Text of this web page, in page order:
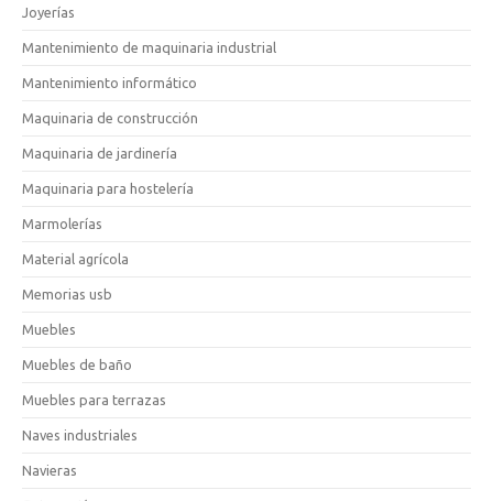
Joyerías
Mantenimiento de maquinaria industrial
Mantenimiento informático
Maquinaria de construcción
Maquinaria de jardinería
Maquinaria para hostelería
Marmolerías
Material agrícola
Memorias usb
Muebles
Muebles de baño
Muebles para terrazas
Naves industriales
Navieras